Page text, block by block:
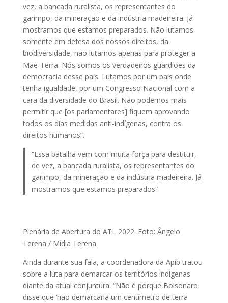
vez, a bancada ruralista, os representantes do
garimpo, da mineração e da indústria madeireira. Já
mostramos que estamos preparados. Não lutamos
somente em defesa dos nossos direitos, da
biodiversidade, não lutamos apenas para proteger a
Mãe-Terra. Nós somos os verdadeiros guardiões da
democracia desse país. Lutamos por um país onde
tenha igualdade, por um Congresso Nacional com a
cara da diversidade do Brasil. Não podemos mais
permitir que [os parlamentares] fiquem aprovando
todos os dias medidas anti-indígenas, contra os
direitos humanos”.
“Essa batalha vem com muita força para destituir,
de vez, a bancada ruralista, os representantes do
garimpo, da mineração e da indústria madeireira. Já
mostramos que estamos preparados“
Plenária de Abertura do ATL 2022. Foto: Ângelo
Terena / Mídia Terena
Ainda durante sua fala, a coordenadora da Apib tratou
sobre a luta para demarcar os territórios indígenas
diante da atual conjuntura. “Não é porque Bolsonaro
disse que ‘não demarcaria um centímetro de terra